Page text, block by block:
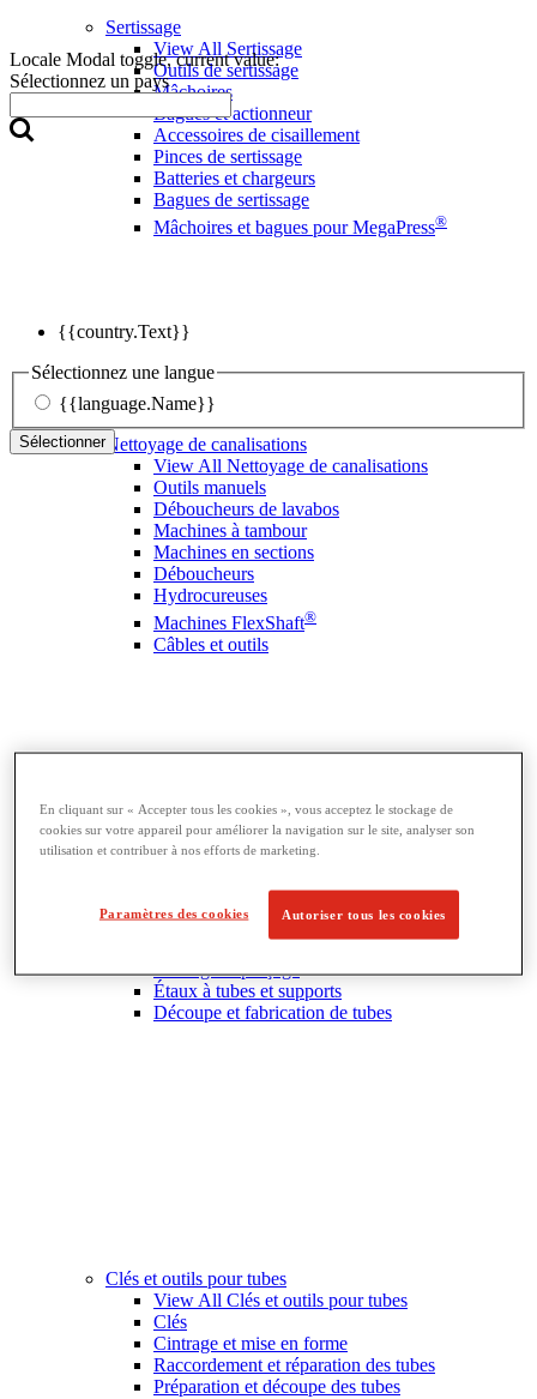
Locale Modal toggle, current value:
Sélectionnez un pays
{{country.Text}}
Sélectionnez une langue
{{language.Name}}
Sélectionner
Sertissage
View All Sertissage
Outils de sertissage
Mâchoires
Bagues et actionneur
Accessoires de cisaillement
Pinces de sertissage
Batteries et chargeurs
Bagues de sertissage
Mâchoires et bagues pour MegaPress®
Nettoyage de canalisations
View All Nettoyage de canalisations
Outils manuels
Déboucheurs de lavabos
Machines à tambour
Machines en sections
Déboucheurs
Hydrocureuses
Machines FlexShaft®
Câbles et outils
Filetage et fabrication de tuyaux
Chanfreinage de tuyau
Filetage
Cintrage et perçage
Étaux à tubes et supports
Découpe et fabrication de tubes
Clés et outils pour tubes
View All Clés et outils pour tubes
Clés
Cintrage et mise en forme
Raccordement et réparation des tubes
Préparation et découpe des tubes
En cliquant sur « Accepter tous les cookies », vous acceptez le stockage de
cookies sur votre appareil pour améliorer la navigation sur le site, analyser son
utilisation et contribuer à nos efforts de marketing.
Paramètres des cookies Autoriser tous les cookies